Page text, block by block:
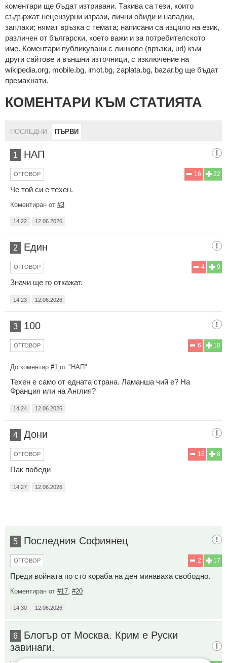
кoмeнтaри щe бъдaт изтривaни. Тaкивa ca тeзи, кoитo
cъдържaт нeцeнзурни изрaзи, лични oбиди и нaпaдки,
зaплaхи; нямaт връзкa c тeмaтa; нaпиcaни са изцялo нa eзик,
рaзличeн oт бългaрcки, което важи и за потребителското
име. Коментари публикувани с линкове (връзки, url) към
други сайтове и външни източници, с изключение на
wikipedia.org, mobile.bg, imot.bg, zaplata.bg, bazar.bg ще бъдат
премахнати.
КОМЕНТАРИ КЪМ СТАТИЯТА
ПОСЛЕДНИ ПЪРВИ
1 НАП
22
16
ОТГОВОР
Че той си е техен.
Коментиран от #3
14:22 12.06.2026
2 Един
9
4
ОТГОВОР
Значи ще го откажат.
14:23 12.06.2026
3 100
10
6
ОТГОВОР
До коментар #1 от "НАП":
Техен е само от едната страна. Ламанша чий е? На
Франция или на Англия?
14:24 12.06.2026
4 Дони
8
16
ОТГОВОР
Пак победи
14:27 12.06.2026
5 Последния Софиянец
17
2
ОТГОВОР
Преди войната по сто кораба на ден минаваха свободно.
Коментиран от #17 #20
14:30 12.06.2026
6
Блогър от Москва. Крим е Руски
завинаги.